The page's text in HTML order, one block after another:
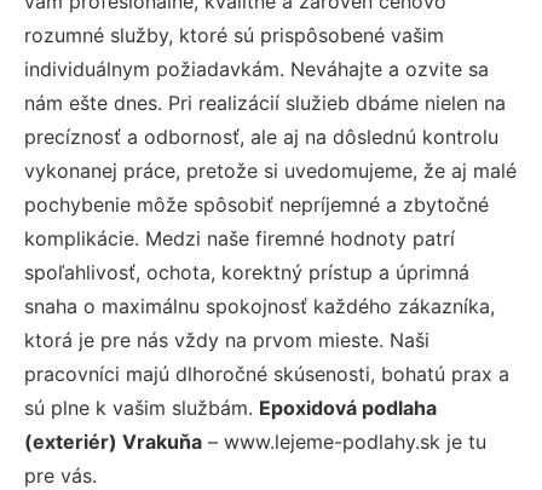
rozumné služby, ktoré sú prispôsobené vašim
individuálnym požiadavkám. Neváhajte a ozvite sa
nám ešte dnes. Pri realizácií služieb dbáme nielen na
precíznosť a odbornosť, ale aj na dôslednú kontrolu
vykonanej práce, pretože si uvedomujeme, že aj malé
pochybenie môže spôsobiť nepríjemné a zbytočné
komplikácie. Medzi naše firemné hodnoty patrí
spoľahlivosť, ochota, korektný prístup a úprimná
snaha o maximálnu spokojnosť každého zákazníka,
ktorá je pre nás vždy na prvom mieste. Naši
pracovníci majú dlhoročné skúsenosti, bohatú prax a
sú plne k vašim službám. Epoxidová podlaha
(exteriér) Vrakuňa – www.lejeme-podlahy.sk je tu
pre vás.